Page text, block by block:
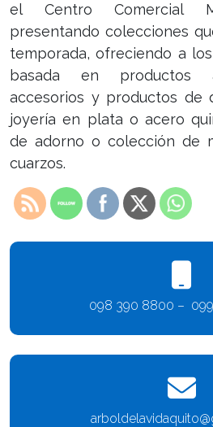
el Centro Comercial
presentando colecciones
temporada, ofreciendo a
basada en productos
accesorios y productos de
joyería en plata o acero
de adorno o colección de
cuarzos.
098 390 8800 –